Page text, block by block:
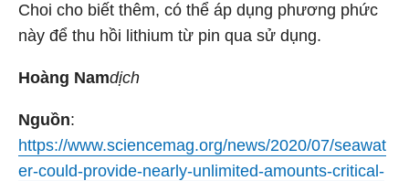
Choi cho biết thêm, có thể áp dụng phương phức
này để thu hồi lithium từ pin qua sử dụng.
Hoàng Namdịch
Nguồn:
https://www.sciencemag.org/news/2020/07/seawat
er-could-provide-nearly-unlimited-amounts-critical-